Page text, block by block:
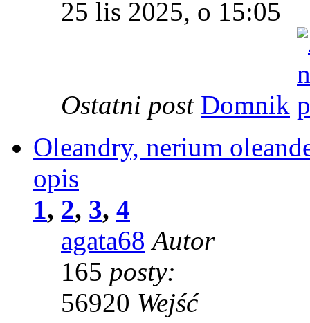
25 lis 2025, o 15:05
Ostatni post Domnik
Oleandry, nerium
opis
1, 2, 3, 4
agata68 Autor
165 posty:
56920 Wejść